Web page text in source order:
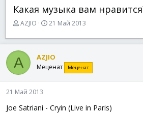
Какая музыка вам
А
т
о
р
т
е
ы
AZJIO
Д
т
н
а
а
21 Май 2013
A AZJIO
Меценат Меценат
21 Май 2013
Joe Satriani - Cryin (Live in Paris)